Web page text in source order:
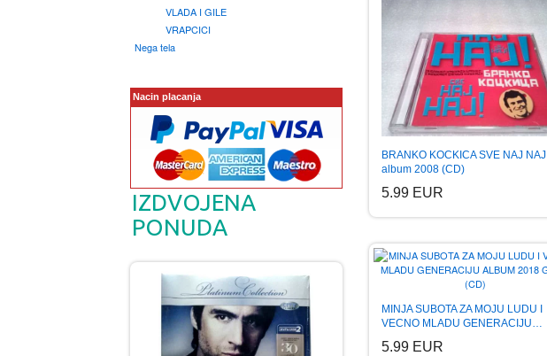
BRANKO KOCKICA SVE NAJ NAJ
album 2008 (CD)
5.99 EUR
MINJA SUBOTA ZA MOJU LUDU I
VECNO MLADU GENERACIJU…
5.99 EUR
VLADA I GILE
VRAPCICI
Nega tela
Nacin placanja
IZDVOJENA
PONUDA